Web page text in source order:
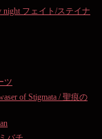
night フェイト/ステイナ
ツ
of Stigmata / 聖痕の